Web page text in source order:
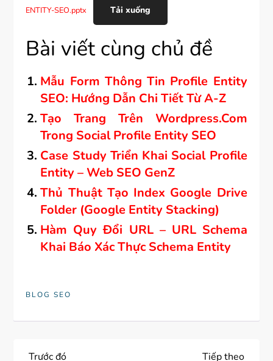
ENTITY-SEO.pptx Tải xuống
Bài viết cùng chủ đề
Mẫu Form Thông Tin Profile Entity
SEO: Hướng Dẫn Chi Tiết Từ A-Z
Tạo Trang Trên Wordpress.com
Trong Social Profile Entity SEO
Case Study Triển Khai Social Profile
Entity – Web SEO GenZ
Thủ Thuật Tạo Index Google Drive
Folder (Google Entity Stacking)
Hàm Quy Đổi URL – URL Schema
Khai Báo Xác Thực Schema Entity
BLOG SEO
Previous
Trước đó
Next
Tiếp theo